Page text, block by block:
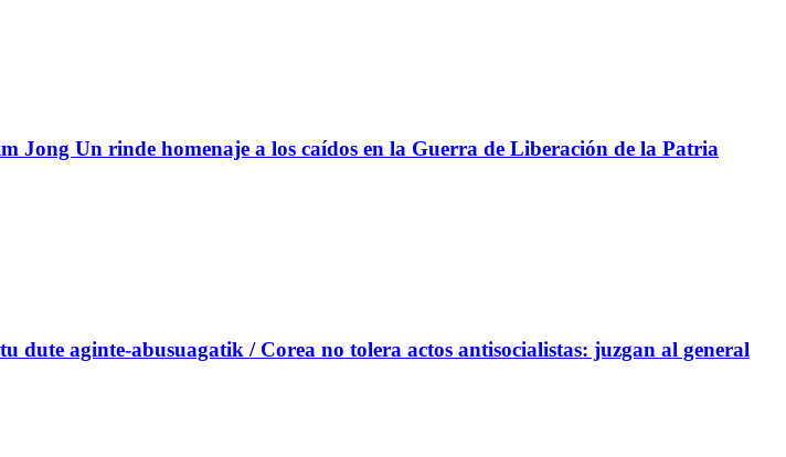
Un rinde homenaje a los caídos en la Guerra de Liberación de la Patria
aginte-abusuagatik / Corea no tolera actos antisocialistas: juzgan al general